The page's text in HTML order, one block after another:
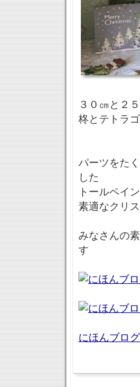
３０㎝と２
柊とテトラ
パーツをた
した
トールペイ
素適なクリ
みなさんの
す
にほんブロ